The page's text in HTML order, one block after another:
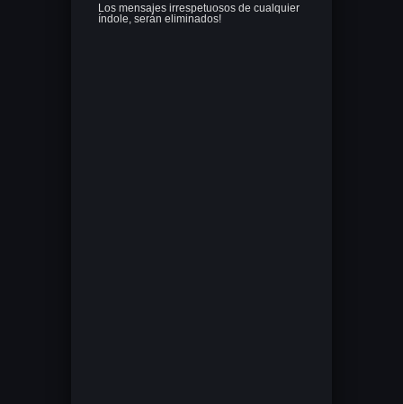
Los mensajes irrespetuosos de cualquier
índole, serán eliminados!